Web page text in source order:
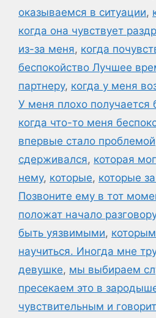
оказываемся в ситуации,
когда она чувствует
из-за меня, когда
беспокойство Лучшее
партнеру, когда у меня
У меня плохо получается
когда что-то меня
впервые стало проблемой
сдерживался, которая
нему, которые, которые
Позвоните ему в тот
положат начало
быть уязвимыми,
научиться. Иногда мне
девушке, мы выбираем
пресекаем это в
чувствительным и